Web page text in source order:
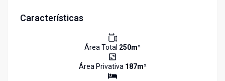
Características
Área Total 250m²
Área Privativa 187m²